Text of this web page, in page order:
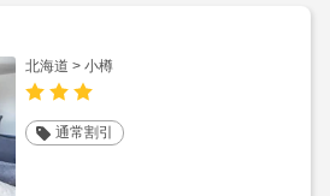
北海道 > 小樽
通常割引